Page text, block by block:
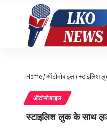
Home/ऑटोमोबाइल/स्टाइलिश
ऑटोमोबाइल
स्टाइलिश लुक के साथ